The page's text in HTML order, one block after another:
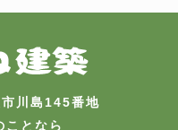
川島145番地
ことなら